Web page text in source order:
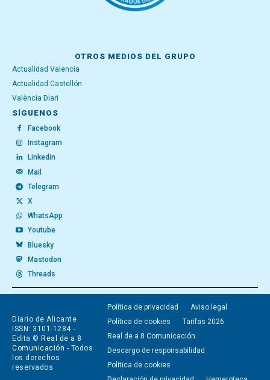
OTROS MEDIOS DEL GRUPO
Actualidad Valencia
Actualidad Castellón
València Diari
SÍGUENOS
Facebook
Instagram
Linkedin
Mail
Telegram
X
WhatsApp
Youtube
Bluesky
Mastodon
Threads
Diario de Alicante
ISSN: 3101-1284 -
Edita © Real de a 8
Comunicación - Todos
los derechos
reservados
Política de privacidad
Aviso legal
Política de cookies
Tarifas 2026
Real de a 8 Comunicación
Descargo de responsabilidad
Política de cookies